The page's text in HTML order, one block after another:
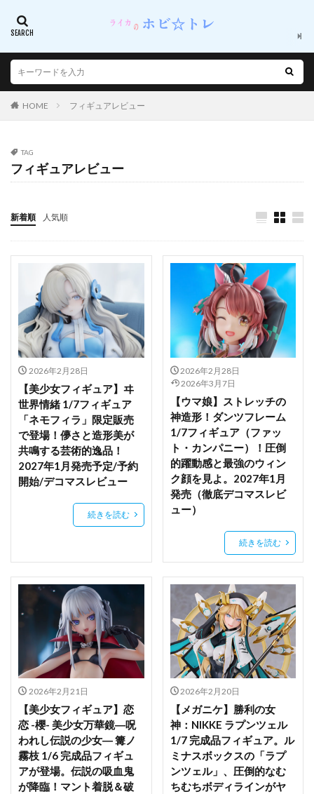
ヰ世界情緒
ヱヴァンゲリヲン新劇場版
ヴァイスシュヴァルツ
ヴァリアンツ
ヴァンパイア
ヴァンパイア（ゲーム）
七つの大罪
七原冬雪
七海優乃 七海麻美
三宅しのぶ
三峰結華
上条ゆり
下を忘れたので下着のままチアする子
下平玲花(レイカ)
下敷き
不二咲千尋 不知火
不知火フレア
両備
両奈 中野一花 中野三玖
中野二乃
中野五月
中野四葉 久川 凪 久川 颯
九命
予約
予約情報 五等分の花嫁
井ノ上たきな
井河アサギ
仁科唯衣
令和のデ・ジ・キャラット
佐々木千穂
佐倉杏子 佐天涙子
依田芳乃
便利屋68
俺の妹がこんなに可愛いわけがない
倶利伽羅天童
傘をひらいて翼をとじて
傷物語
僕のクラスの学級委員さん
僕のヒーローアカデミア
公孫離 六花
冥途武装
冬月茉莉
冴えない彼女の育てかた
初音ミク
初音ミク GTプロジェクト
初音ミク Project DIVA
剣の乙女
劇場版 ソードアート・オンライン -プログレッシブー 星なき夜
のアリア
劇場版 グリッドマン ユニバース
加藤恵
助っ人参上！
勇者
勝利の女神NIKKE
北条加蓮
十六夜咲夜
千代田桃
千夜 千恋*万花
千歳佐奈
南夢芽
南條蒼 博麗霊夢
卯塚バニ子
卯月怜
原神 古手川唯
古手梨花
古明地こいし
古見さんは、コミュ症です。
HOME フィギュアレビュー
TAG
フィギュアレビュー
新着順 人気順
2026年2月28日
【美少女フィギュア】ヰ
世界情緒 1/7フィギュア
「ネモフィラ」限定販売
で登場！儚さと造形美が
共鳴する芸術的逸品！
2027年1月発売予定/予約
開始/デコマスレビュー
続きを読む
2026年2月28日
2026年3月7日
【ウマ娘】ストレッチの
神造形！ダンツフレーム
1/7フィギュア（ファッ
ト・カンパニー）！圧倒
的躍動感と最強のウィン
ク顔を見よ。2027年1月
発売（徹底デコマスレビ
ュー）
続きを読む
2026年2月21日
【美少女フィギュア】恋
恋 -櫻- 美少女万華鏡―呪
われし伝説の少女― 篝ノ
霧枝 1/6 完成品フィギュ
アが登場。伝説の吸血鬼
が降臨！マント着脱＆破
2026年2月20日
【メガニケ】勝利の女
神：NIKKE ラプンツェル
1/7 完成品フィギュア。ル
ミナスボックスの「ラプ
ンツェル」、圧倒的なむ
ちむちボディラインがヤ